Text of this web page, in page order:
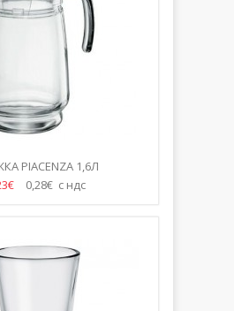
PIACENZA 1,6Л
0,28€ с ндс